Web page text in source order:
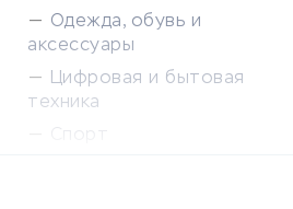
Одежда, обувь и
аксессуары
Цифровая и бытовая
техника